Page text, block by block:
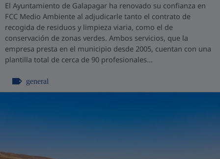
El Ayuntamiento de Galapagar ha renovado su confianza en
FCC Medio Ambiente al adjudicarle tanto el contrato de
recogida de residuos y limpieza viaria, como el de
conservación de zonas verdes. Ambos servicios, que la
empresa presta en el municipio desde 2005, cuentan con una
plantilla total de cerca de 90 profesionales...
general